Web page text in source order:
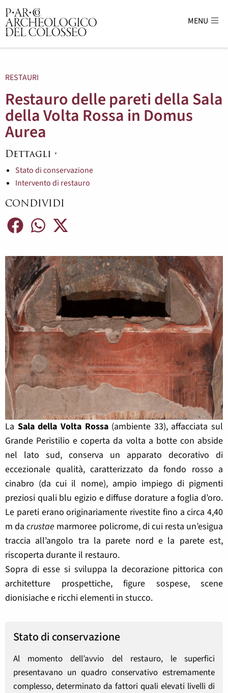
Parco Archeologico del Colosseo - sito
MENU
RESTAURI
Restauro delle pareti della Sala
della Volta Rossa in Domus
Aurea
Dettagli
Stato di conservazione
Intervento di restauro
CONDIVIDI
La Sala della Volta Rossa(ambiente 33), affacciata sul
Grande Peristilio e coperta da volta a botte con abside
nel lato sud, conserva un apparato decorativo di
eccezionale qualità, caratterizzato da fondo rosso a
cinabro (da cui il nome), ampio impiego di pigmenti
preziosi quali blu egizio e diffuse dorature a foglia d’oro.
Le pareti erano originariamente rivestite fino a circa 4,40
m dacrustae marmoree policrome, di cui resta un’esigua
traccia all’angolo tra la parete nord e la parete est,
riscoperta durante il restauro.
Sopra di esse si sviluppa la decorazione pittorica con
architetture prospettiche, figure sospese, scene
dionisiache e ricchi elementi in stucco.
Stato di conservazione
Al momento dell’avvio del restauro, le superfici
presentavano un quadro conservativo estremamente
complesso, determinato da fattori quali elevati livelli di